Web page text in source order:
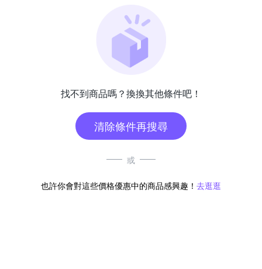
找不到商品嗎？換換其他條件吧！
清除條件再搜尋
或
也許你會對這些價格優惠中的商品感興趣！ 去逛逛